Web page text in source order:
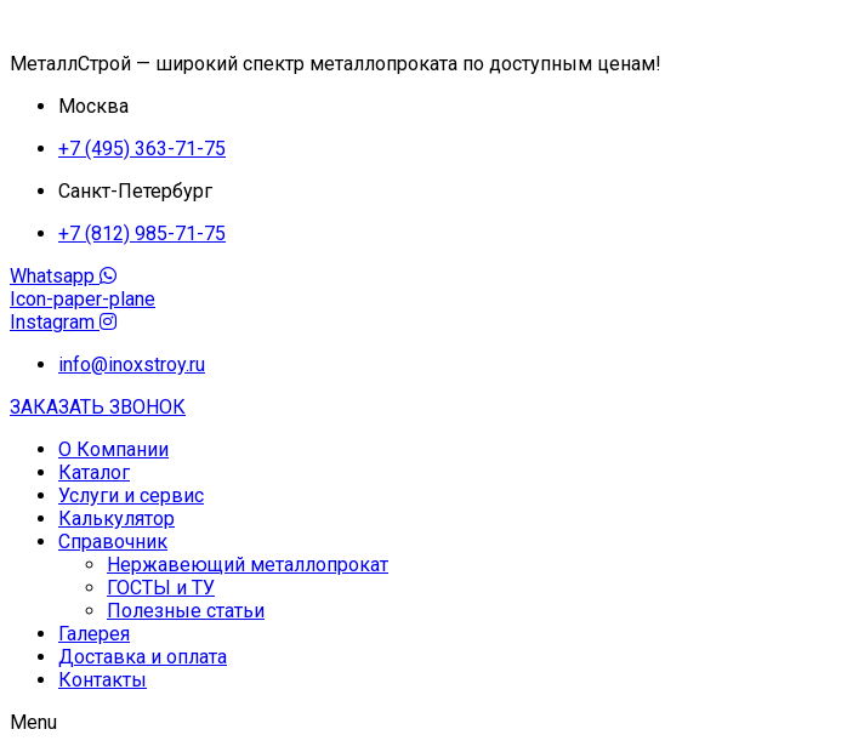
МеталлСтрой — широкий спектр металлопроката по доступным ценам!
Москва
+7 (495) 363-71-75
Санкт-Петербург
+7 (812) 985-71-75
Whatsapp
Icon-paper-plane
Instagram
info@inoxstroy.ru
ЗАКАЗАТЬ ЗВОНОК
О Компании
Каталог
Услуги и сервис
Калькулятор
Справочник
Нержавеющий металлопрокат
ГОСТЫ и ТУ
Полезные статьи
Галерея
Доставка и оплата
Контакты
Menu